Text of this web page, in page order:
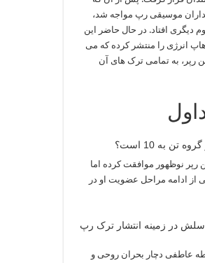
موسیقی رپ مواجه شد،
دیگری افتاد. در حال حاضر این
انرژی را منتشر کرده که می
رپر، به تمامی ترک های آن
تن به 10 است؟
رپر نوظهور موافقت کرده اما
از ادامه مراحل عضویت او در
در زمینه انتشار ترک رپ
عاطفی دچار بحران روحی و